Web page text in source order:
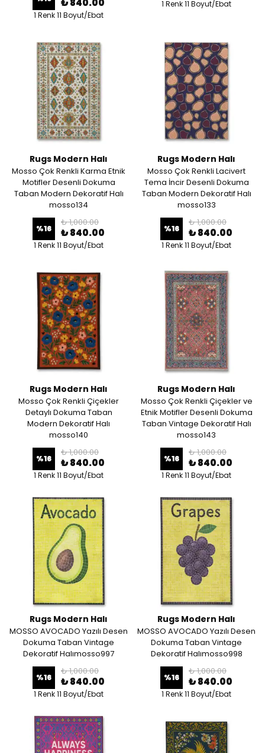
₺ 840.00
1 Renk 11 Boyut/Ebat
1 Renk 11 Boyut/Ebat
Rugs Modern Halı
Mosso Çok Renkli Karma Etnik
Motifler Desenli Dokuma
Taban Modern Dekoratif Halı
mosso134
%16
₺ 1,000.00
₺ 840.00
1 Renk 11 Boyut/Ebat
Rugs Modern Halı
Mosso Çok Renkli Lacivert
Tema İncir Desenli Dokuma
Taban Modern Dekoratif Halı
mosso133
%16
₺ 1,000.00
₺ 840.00
1 Renk 11 Boyut/Ebat
Rugs Modern Halı
Mosso Çok Renkli Çiçekler
Detaylı Dokuma Taban
Modern Dekoratif Halı
mosso140
%16
₺ 1,000.00
₺ 840.00
1 Renk 11 Boyut/Ebat
Rugs Modern Halı
Mosso Çok Renkli Çiçekler ve
Etnik Motifler Desenli Dokuma
Taban Vintage Dekoratif Halı
mosso143
%16
₺ 1,000.00
₺ 840.00
1 Renk 11 Boyut/Ebat
Rugs Modern Halı
MOSSO AVOCADO Yazılı Desen
Dokuma Taban Vintage
Dekoratif Halımosso997
%16
₺ 1,000.00
₺ 840.00
1 Renk 11 Boyut/Ebat
Rugs Modern Halı
MOSSO AVOCADO Yazılı Desen
Dokuma Taban Vintage
Dekoratif Halımosso998
%16
₺ 1,000.00
₺ 840.00
1 Renk 11 Boyut/Ebat